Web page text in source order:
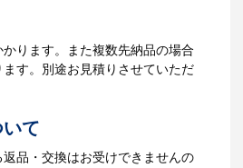
ータのご入稿後
ます。
庫がある場合、3
なります。
イドをもっとみる
ります。また複数先納品の場合
す。別途お見積りさせていただ
て
品・交換はお受けできませんの